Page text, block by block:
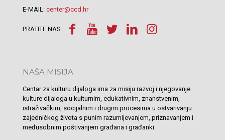
E-MAIL: center@ccd.hr
PRATITE NAS:
NAŠA MISIJA
Centar za kulturu dijaloga ima za misiju razvoj i njegovanje
kulture dijaloga u kulturnim, edukativnim, znanstvenim,
istraživačkim, socijalnim i drugim procesima u ostvarivanju
zajedničkog života s punim razumijevanjem, priznavanjem i
međusobnim poštivanjem građana i građanki.